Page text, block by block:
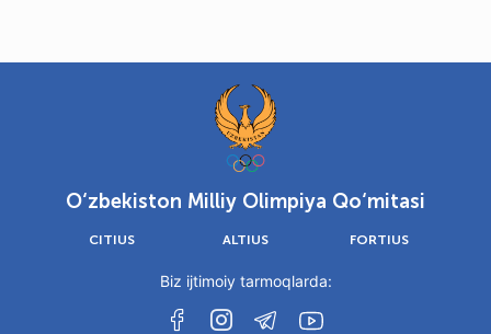
O‘zbekiston Milliy Olimpiya Qo‘mitasi
CITIUS ALTIUS FORTIUS
Biz ijtimoiy tarmoqlarda: